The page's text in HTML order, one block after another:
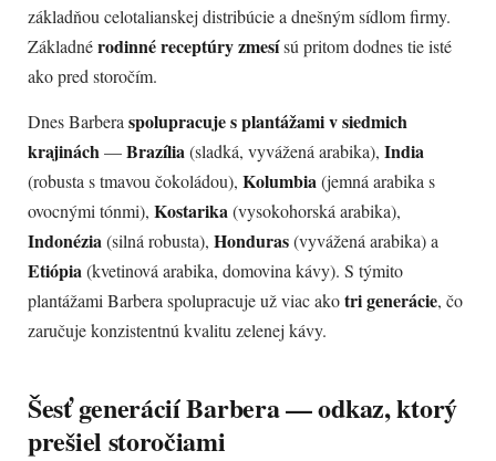
základňou celotalianskej distribúcie a dnešným sídlom firmy.
Základnérodinné receptúry zmesísú pritom dodnes tie isté
ako pred storočím.
Dnes Barbera spolupracuje s plantážami v siedmich
krajinách—Brazília(sladká, vyvážená arabika), India
(robusta s tmavou čokoládou), Kolumbia(jemná arabika s
ovocnými tónmi), Kostarika(vysokohorská arabika),
Indonézia(silná robusta), Honduras(vyvážená arabika) a
Etiópia(kvetinová arabika, domovina kávy). S týmito
plantážami Barbera spolupracuje už viac akotri generácie, čo
zaručuje konzistentnú kvalitu zelenej kávy.
Šesť generácií Barbera — odkaz, ktorý
prešiel storočiami